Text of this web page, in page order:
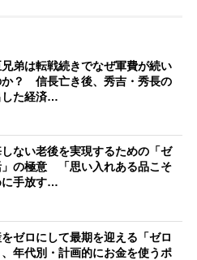
弟は転戦続きでなぜ軍費が続い
か？ 信長亡き後、秀吉・秀長の
した経済…
ない老後を実現するための「ゼ
」の極意 「思い入れある品こそ
に手放す…
ゼロにして最期を迎える「ゼロ
年代別・計画的にお金を使うポ